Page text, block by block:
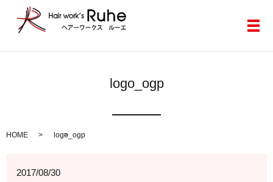
メ
logo_ogp
HOME logo_ogp
2017/08/30